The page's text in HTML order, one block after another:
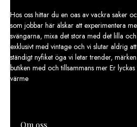
Hos oss hittar du en oas av vackra saker
som jobbar här älskar att experimentera
svängarna, mixa det stora med det lilla
exklusivt med vintage och vi slutar aldrig
ständigt nyfiket öga vi letar trender,
butiken med och tillsammans mer Er
värme
Om oss